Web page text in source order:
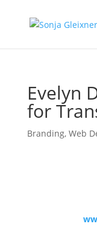
Evelyn
for
Branding, Web